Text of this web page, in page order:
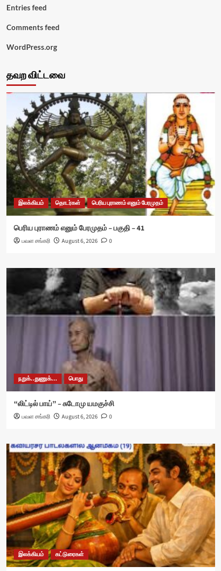
Entries feed
Comments feed
WordPress.org
தவற விட்டவை
இலக்கியம் தொடர்கள் பெரிய புராணம் எனும் பேரமுதம்
பெரிய புராணம் எனும் பேரமுதம் – பகுதி – 41
பவள சங்கரி August 6, 2026 0
நறுக்..துணுக்... பொது
“லிட்டில் பாய்” – சுடோமு யமகுச்சி
பவள சங்கரி August 6, 2026 0
இலக்கியம் கட்டுரைகள்